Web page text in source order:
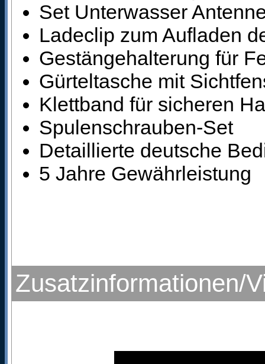
Set Unterwasser
Ladeclip zum Aufladen
Gestängehalterung für
Gürteltasche mit
Klettband für sicheren
Spulenschrauben-Set
Detaillierte deutsche
5 Jahre Gewährleistung
Zusatzinformationen/